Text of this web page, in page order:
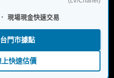
現場現金快速交易
門市據點
快速估價